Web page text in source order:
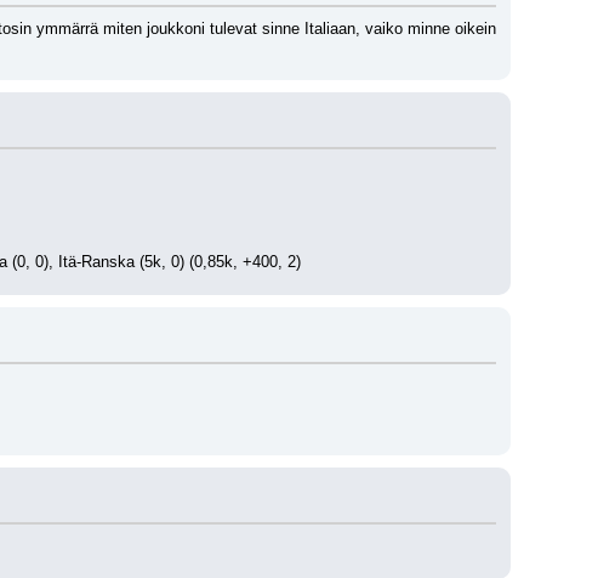
ymmärrä miten joukkoni tulevat sinne Italiaan, vaiko minne oikein
(0, 0), Itä-Ranska (5k, 0) (0,85k, +400, 2)